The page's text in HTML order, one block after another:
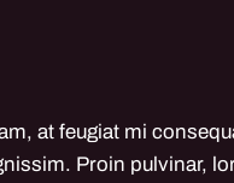
at feugiat mi
Proin pulvinar,